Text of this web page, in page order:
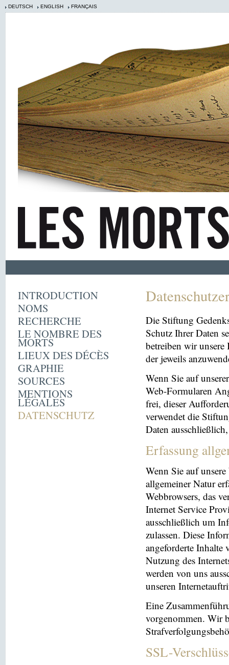
DEUTSCH ENGLISH FRANÇAIS
INTRODUCTION
NOMS
RECHERCHE
LE NOMBRE DES
MORTS
LIEUX DES DÉCÈS
GRAPHIE
SOURCES
MENTIONS
LÉGALES
DATENSCHUTZ
Die Stiftung
Schutz Ihrer Daten
betreiben wir
der jeweils
Wenn Sie auf
Web-Formularen
frei, dieser
verwendet die
Daten
Erfassung
Wenn Sie auf
allgemeiner Natur
Webbrowsers, das
Internet Service
ausschließlich um
zulassen. Diese
angeforderte Inhalte
Nutzung des
werden von uns
unseren
Eine
vorgenommen. Wir
SSL-